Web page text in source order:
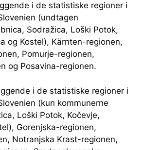
i de statistiske regioner i
(undtagen
Sodražica, Loški Potok,
og Kostel), Kärnten-regionen,
Pomurje-regionen,
og Posavina-regionen.
i de statistiske regioner i
(kun kommunerne
Loški Potok, Kočevje,
Gorenjska-regionen,
Notranjska Krast-regionen,